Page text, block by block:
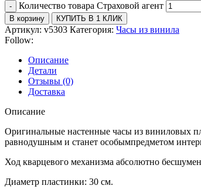
Количество товара Страховой агент
В корзину КУПИТЬ В 1 КЛИК
Артикул: v5303 Категория: Часы из винила
Follow:
Описание
Детали
Отзывы (0)
Доставка
Описание
Оригинальные настенные часы из виниловых
равнодушным и станет особымпредметом
Ход кварцевого механизма абсолютно
Диаметр пластинки: 30 см.